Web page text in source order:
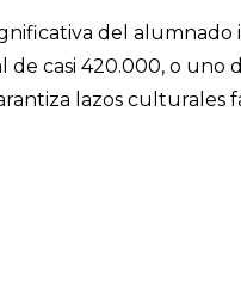
del alumnado
casi 420.000, o uno
lazos culturales